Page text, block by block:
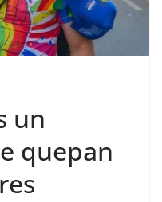
un
quepan